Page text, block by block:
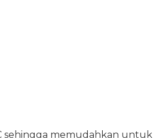
sehingga memudahkan untuk